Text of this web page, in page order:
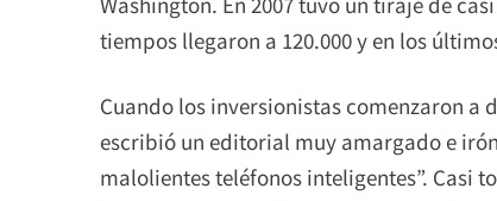
tiempos llegaron a 120.000 y en los
Cuando los inversionistas comenzaron a
escribió un editorial muy amargado e
malolientes teléfonos inteligentes”. Casi